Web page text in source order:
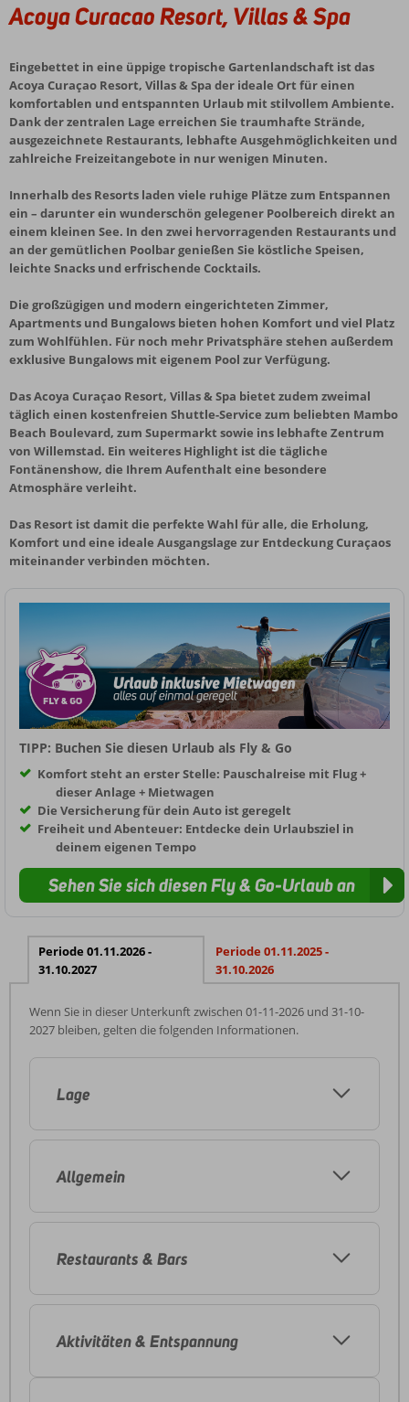
Acoya Curacao Resort, Villas & Spa
Eingebettet in eine üppige tropische Gartenlandschaft ist das
Acoya Curaçao Resort, Villas & Spa der ideale Ort für einen
komfortablen und entspannten Urlaub mit stilvollem Ambiente.
Dank der zentralen Lage erreichen Sie traumhafte Strände,
ausgezeichnete Restaurants, lebhafte Ausgehmöglichkeiten und
zahlreiche Freizeitangebote in nur wenigen Minuten.
Innerhalb des Resorts laden viele ruhige Plätze zum Entspannen
ein – darunter ein wunderschön gelegener Poolbereich direkt an
einem kleinen See. In den zwei hervorragenden Restaurants und
an der gemütlichen Poolbar genießen Sie köstliche Speisen,
leichte Snacks und erfrischende Cocktails.
Die großzügigen und modern eingerichteten Zimmer,
Apartments und Bungalows bieten hohen Komfort und viel Platz
zum Wohlfühlen. Für noch mehr Privatsphäre stehen außerdem
exklusive Bungalows mit eigenem Pool zur Verfügung.
Das Acoya Curaçao Resort, Villas & Spa bietet zudem zweimal
täglich einen kostenfreien Shuttle-Service zum beliebten Mambo
Beach Boulevard, zum Supermarkt sowie ins lebhafte Zentrum
von Willemstad. Ein weiteres Highlight ist die tägliche
Fontänenshow, die Ihrem Aufenthalt eine besondere
Atmosphäre verleiht.
Das Resort ist damit die perfekte Wahl für alle, die Erholung,
Komfort und eine ideale Ausgangslage zur Entdeckung Curaçaos
miteinander verbinden möchten.
TIPP: Buchen Sie diesen Urlaub als Fly & Go
Komfort steht an erster Stelle: Pauschalreise mit Flug +
dieser Anlage + Mietwagen
Die Versicherung für dein Auto ist geregelt
Freiheit und Abenteuer: Entdecke dein Urlaubsziel in
deinem eigenen Tempo
Sehen Sie sich diesen Fly & Go-Urlaub an
Periode 01.11.2026 -
31.10.2027
Periode 01.11.2025 -
31.10.2026
Wenn Sie in dieser Unterkunft zwischen 01-11-2026 und 31-10-
2027 bleiben, gelten die folgenden Informationen.
Lage
Allgemein
Restaurants & Bars
Aktivitäten & Entspannung